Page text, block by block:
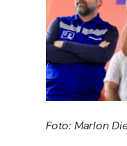
Foto: Marlon